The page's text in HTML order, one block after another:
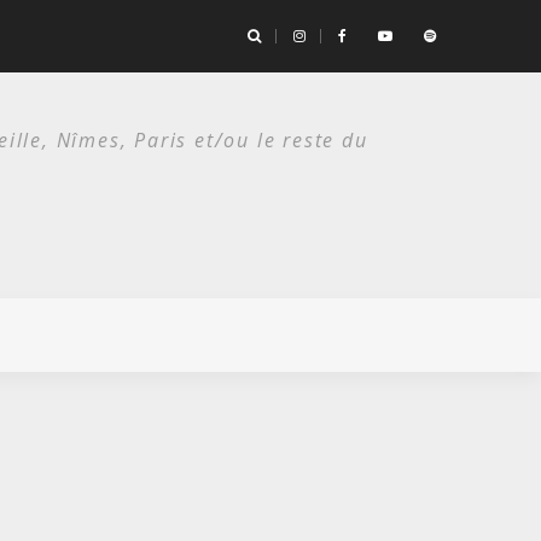
Nîmes, Paris et/ou le reste du